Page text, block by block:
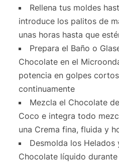
Rellena tus moldes
introduce los palitos de
unas horas hasta que
Prepara el Baño o
Chocolate en el
potencia en golpes
continuamente
Mezcla el Chocolate
Coco e integra todo
una Crema fina, fluida y
Desmolda los Helados
Chocolate líquido